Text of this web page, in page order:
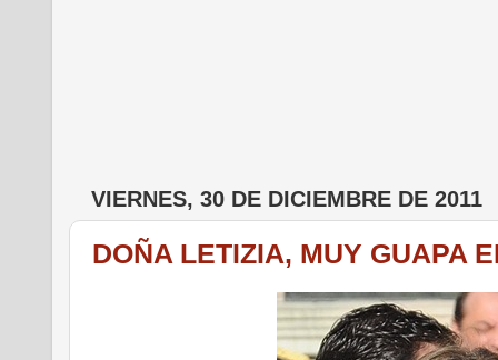
VIERNES, 30 DE DICIEMBRE DE 2011
DOÑA LETIZIA, MUY GUAPA